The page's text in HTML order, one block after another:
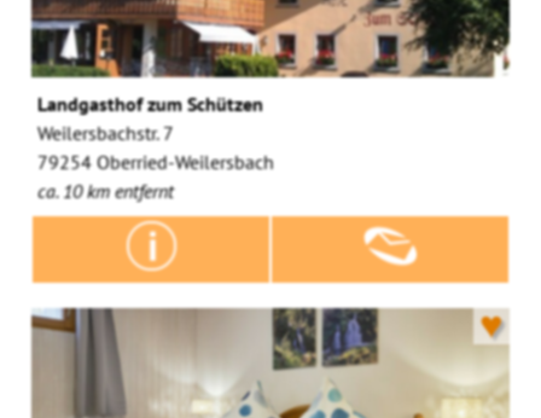
Landgasthof zum Schützen
Weilersbachstr. 7
79254 Oberried-Weilersbach
ca. 10 km entfernt
♥